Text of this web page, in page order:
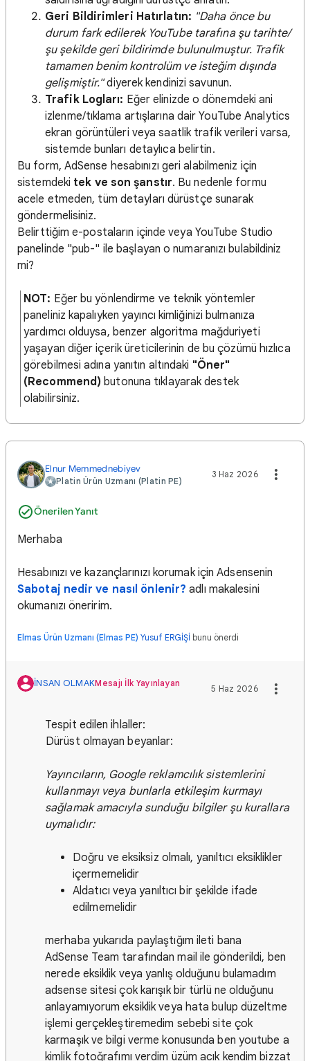
Geri Bildirimleri Hatırlatın: "Daha önce bu
durum fark edilerek YouTube tarafına şu tarihte/
şu şekilde geri bildirimde bulunulmuştur. Trafik
tamamen benim kontrolüm ve isteğim dışında
gelişmiştir."diyerek kendinizi savunun.
Trafik Logları: Eğer elinizde o dönemdeki ani
izlenme/tıklama artışlarına dair YouTube Analytics
ekran görüntüleri veya saatlik trafik verileri varsa,
sistemde bunları detaylıca belirtin.
Bu form, AdSense hesabınızı geri alabilmeniz için
sistemdeki tek ve son şanstır. Bu nedenle formu
acele etmeden, tüm detayları dürüstçe sunarak
göndermelisiniz.
Belirttiğim e-postaların içinde veya YouTube Studio
panelinde "pub-" ile başlayan o numaranızı bulabildiniz
mi?
NOT: Eğer bu yönlendirme ve teknik yöntemler
paneliniz kapalıyken yayıncı kimliğinizi bulmanıza
yardımcı olduysa, benzer algoritma mağduriyeti
yaşayan diğer içerik üreticilerinin de bu çözümü hızlıca
görebilmesi adına yanıtın altındaki "Öner"
(Recommend) butonuna tıklayarak destek
olabilirsiniz.
Elnur Memmednebiyev
Platin Ürün Uzmanı (Platin PE)
Önerilen Yanıt
3 Haz 2026
Merhaba
Hesabınızı ve kazançlarınızı korumak için Adsensenin
Sabotaj nedir ve nasıl önlenir? adlı makalesini
okumanızı öneririm.
Elmas Ürün Uzmanı (Elmas PE) Yusuf ERGİŞİ bunu önerdi
İNSAN OLMAKMesajı İlk Yayınlayan
5 Haz 2026
Tespit edilen ihlaller:
Dürüst olmayan beyanlar:
Yayıncıların, Google reklamcılık sistemlerini
kullanmayı veya bunlarla etkileşim kurmayı
sağlamak amacıyla sunduğu bilgiler şu kurallara
uymalıdır:
Doğru ve eksiksiz olmalı, yanıltıcı eksiklikler
içermemelidir
Aldatıcı veya yanıltıcı bir şekilde ifade
edilmemelidir
merhaba yukarıda paylaştığım ileti bana
AdSense Team tarafından mail ile gönderildi, ben
nerede eksiklik veya yanlış olduğunu bulamadım
adsense sitesi çok karışık bir türlü ne olduğunu
anlayamıyorum eksiklik veya hata bulup düzeltme
işlemi gerçekleştiremedim sebebi site çok
karmaşık ve bilgi verme konusunda ben youtube a
kimlik fotoğrafımı verdim üzüm acık kendim bizzat